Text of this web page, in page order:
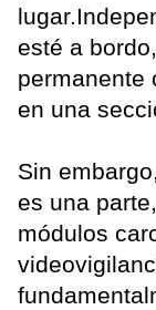
esté a
permanente
en una
Sin
es una
módulos